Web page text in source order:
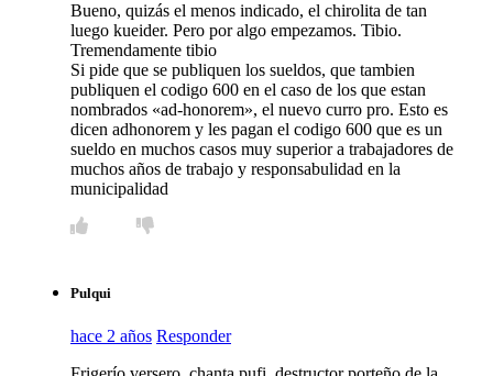
Bueno, quizás el menos indicado, el chirolita de tan
luego kueider. Pero por algo empezamos. Tibio.
Tremendamente tibio
Si pide que se publiquen los sueldos, que tambien
publiquen el codigo 600 en el caso de los que estan
nombrados «ad-honorem», el nuevo curro pro. Esto es
dicen adhonorem y les pagan el codigo 600 que es un
sueldo en muchos casos muy superior a trabajadores de
muchos años de trabajo y responsabulidad en la
municipalidad
Pulqui
hace 2 años Responder